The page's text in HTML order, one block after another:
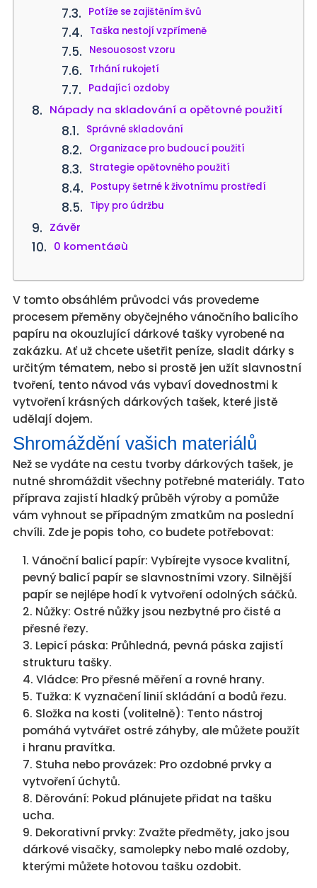
Potíže se zajištěním švů
Taška nestojí vzpřímeně
Nesouosost vzoru
Trhání rukojetí
Padající ozdoby
Nápady na skladování a opětovné použití
Správné skladování
Organizace pro budoucí použití
Strategie opětovného použití
Postupy šetrné k životnímu prostředí
Tipy pro údržbu
Závěr
0 komentáøù
V tomto obsáhlém průvodci vás provedeme
procesem přeměny obyčejného vánočního balicího
papíru na okouzlující dárkové tašky vyrobené na
zakázku. Ať už chcete ušetřit peníze, sladit dárky s
určitým tématem, nebo si prostě jen užít slavnostní
tvoření, tento návod vás vybaví dovednostmi k
vytvoření krásných dárkových tašek, které jistě
udělají dojem.
Shromáždění vašich materiálů
Než se vydáte na cestu tvorby dárkových tašek, je
nutné shromáždit všechny potřebné materiály. Tato
příprava zajistí hladký průběh výroby a pomůže
vám vyhnout se případným zmatkům na poslední
chvíli. Zde je popis toho, co budete potřebovat:
Vánoční balicí papír: Vybírejte vysoce kvalitní,
pevný balicí papír se slavnostními vzory. Silnější
papír se nejlépe hodí k vytvoření odolných sáčků.
Nůžky: Ostré nůžky jsou nezbytné pro čisté a
přesné řezy.
Lepicí páska: Průhledná, pevná páska zajistí
strukturu tašky.
Vládce: Pro přesné měření a rovné hrany.
Tužka: K vyznačení linií skládání a bodů řezu.
Složka na kosti (volitelně): Tento nástroj
pomáhá vytvářet ostré záhyby, ale můžete použít
i hranu pravítka.
Stuha nebo provázek: Pro ozdobné prvky a
vytvoření úchytů.
Děrování: Pokud plánujete přidat na tašku
ucha.
Dekorativní prvky: Zvažte předměty, jako jsou
dárkové visačky, samolepky nebo malé ozdoby,
kterými můžete hotovou tašku ozdobit.